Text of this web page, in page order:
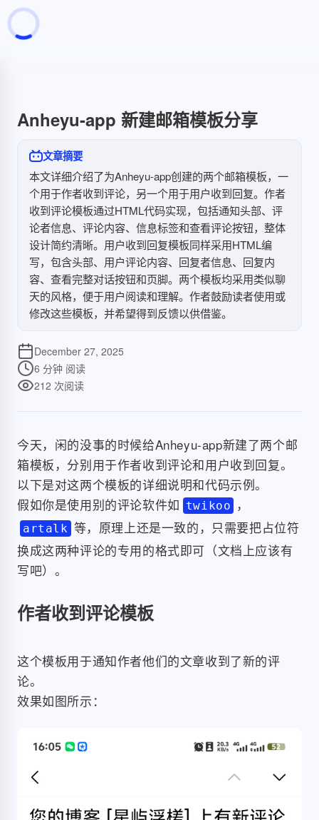
页面加载中
Anheyu-app 新建邮箱模板分享
文章摘要
本文详细介绍了为Anheyu-app创建的两个邮箱模板，一
个用于作者收到评论，另一个用于用户收到回复。作者
收到评论模板通过HTML代码实现，包括通知头部、评
论者信息、评论内容、信息标签和查看评论按钮，整体
设计简约清晰。用户收到回复模板同样采用HTML编
写，包含头部、用户评论内容、回复者信息、回复内
容、查看完整对话按钮和页脚。两个模板均采用类似聊
天的风格，便于用户阅读和理解。作者鼓励读者使用或
修改这些模板，并希望得到反馈以供借鉴。
December 27, 2025
6 分钟 阅读
212 次阅读
今天，闲的没事的时候给Anheyu-app新建了两个邮
箱模板，分别用于作者收到评论和用户收到回复。
以下是对这两个模板的详细说明和代码示例。
假如你是使用别的评论软件如 twikoo ，
artalk 等，原理上还是一致的，只需要把占位符
换成这两种评论的专用的格式即可（文档上应该有
写吧）。
作者收到评论模板
这个模板用于通知作者他们的文章收到了新的评
论。
效果如图所示：
复制地址
深色模式